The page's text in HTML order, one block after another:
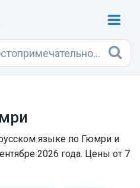
языке по Гюмри и
2026 года. Цены от 7